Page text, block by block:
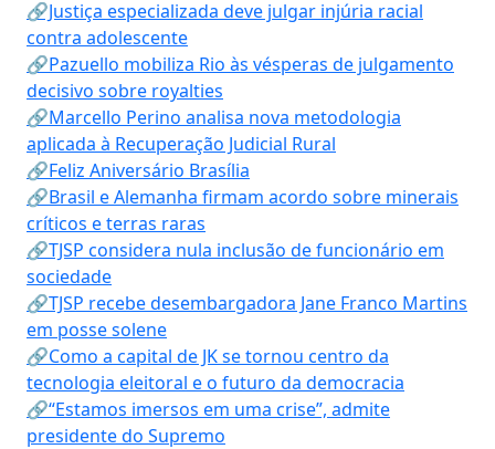
🔗Justiça especializada deve julgar injúria racial
contra adolescente
🔗Pazuello mobiliza Rio às vésperas de julgamento
decisivo sobre royalties
🔗Marcello Perino analisa nova metodologia
aplicada à Recuperação Judicial Rural
🔗Feliz Aniversário Brasília
🔗Brasil e Alemanha firmam acordo sobre minerais
críticos e terras raras
🔗TJSP considera nula inclusão de funcionário em
sociedade
🔗TJSP recebe desembargadora Jane Franco Martins
em posse solene
🔗Como a capital de JK se tornou centro da
tecnologia eleitoral e o futuro da democracia
🔗“Estamos imersos em uma crise”, admite
presidente do Supremo